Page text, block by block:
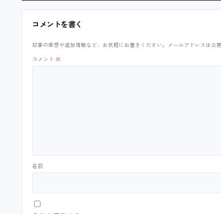
コメントを書く
記事の感想や追加情報など、お気軽にお書きください。メールアドレスは公開
コメント ※
名前